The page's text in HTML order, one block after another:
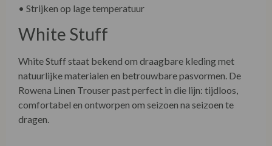
• Strijken op lage temperatuur
White Stuff
White Stuff staat bekend om draagbare kleding met
natuurlijke materialen en betrouwbare pasvormen. De
Rowena Linen Trouser past perfect in die lijn: tijdloos,
comfortabel en ontworpen om seizoen na seizoen te
dragen.